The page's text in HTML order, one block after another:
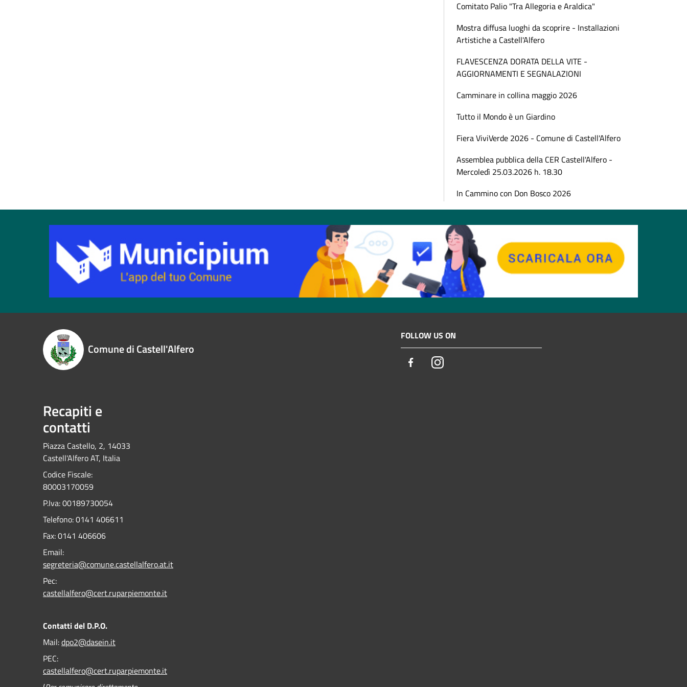
Comitato Palio "Tra Allegoria e Araldica"
Mostra diffusa luoghi da scoprire - Installazioni
Artistiche a Castell'Alfero
FLAVESCENZA DORATA DELLA VITE -
AGGIORNAMENTI E SEGNALAZIONI
Camminare in collina maggio 2026
Tutto il Mondo è un Giardino
Fiera ViviVerde 2026 - Comune di Castell'Alfero
Assemblea pubblica della CER Castell'Alfero -
Mercoledì 25.03.2026 h. 18.30
In Cammino con Don Bosco 2026
Comune di Castell'Alfero
FOLLOW US ON
FacebookInstagram
Recapiti e
contatti
Piazza Castello, 2, 14033
Castell'Alfero AT, Italia
Codice Fiscale:
80003170059
P.Iva: 00189730054
Telefono:0141 406611
Fax:0141 406606
Email:
segreteria@comune.castellalfero.at.it
Pec:
castellalfero@cert.ruparpiemonte.it
Contatti del D.P.O.
Mail:dpo2@dasein.it
PEC:
castellalfero@cert.ruparpiemonte.it